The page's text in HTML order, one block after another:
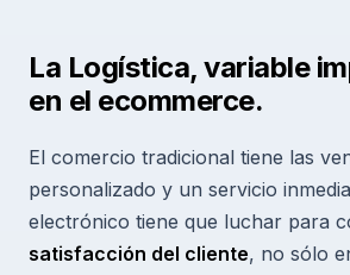
La Logística, variable
en el ecommerce.
El comercio tradicional tiene las
personalizado y un servicio
electrónico tiene que luchar para
satisfacción del cliente, no sólo